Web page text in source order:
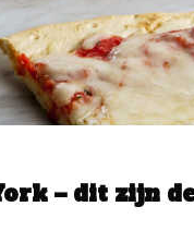
– dit zijn